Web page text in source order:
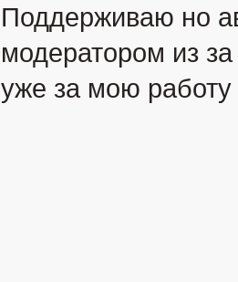
Поддерживаю но
модератором из
уже за мою